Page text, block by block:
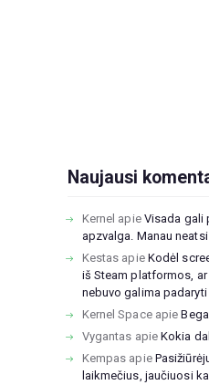
Naujausi
Kernel apie Visada gali
apzvalga. Manau
Kestas apie Kodėl
iš Steam platformos,
nebuvo galima padaryti
Kernel Spaceapie
Vygantas apieKokia
Kempas apie
laikmečius, jaučiuosi